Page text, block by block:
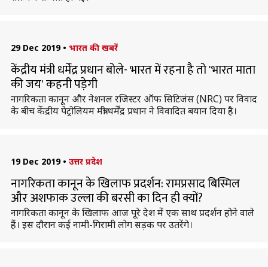
29 Dec 2019 • भारत की खबरें
केंद्रीय मंत्री धर्मेंद्र प्रधान बोले- भारत में रहना है तो 'भारत माता
की जय' कहनी पड़ेगी
नागरिकता कानून और नेशनल रजिस्टर ऑफ सिटिजंस (NRC) पर विवाद
के बीच केंद्रीय पेट्रोलियम मंत्री धर्मेंद्र प्रधान ने विवादित बयान दिया है।
19 Dec 2019 • उत्तर प्रदेश
नागरिकता कानून के खिलाफ प्रदर्शन: रामप्रसाद बिस्मिल
और अशफाक उल्ला की बरसी का दिन ही क्यों?
नागरिकता कानून के खिलाफ आज पूरे देश में एक साथ प्रदर्शन होने वाले
हैं। इस दौरान कई नामी-गिरामी लोग सड़क पर उतरेंगे।